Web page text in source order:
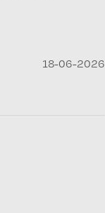
18-06-2026